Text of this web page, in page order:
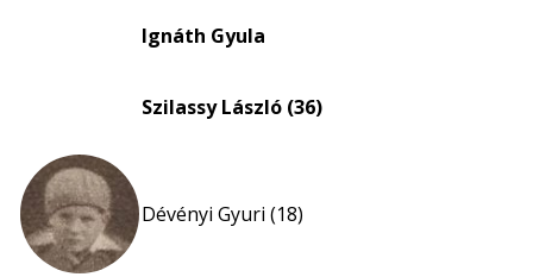
Ignáth Gyula
Szilassy László (36)
Dévényi Gyuri (18)